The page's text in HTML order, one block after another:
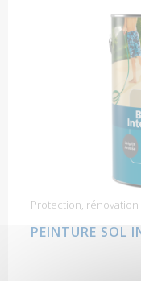
Protection,
PEINTURE SOL